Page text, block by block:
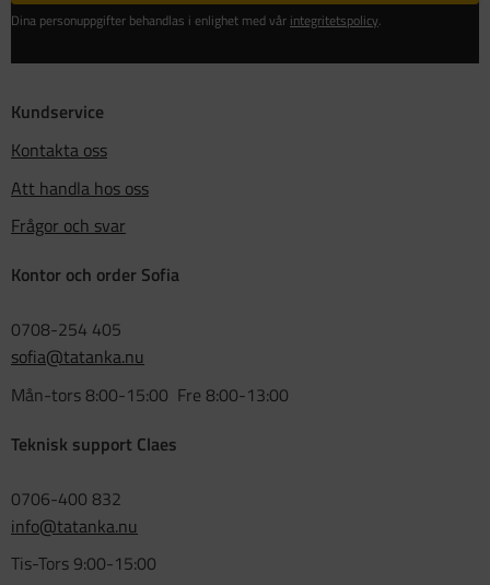
Dina personuppgifter behandlas i enlighet med vår integritetspolicy.
Kundservice
Kontakta oss
Att handla hos oss
Frågor och svar
Kontor och order Sofia
0708-254 405
sofia@tatanka.nu
Mån-tors 8:00-15:00 Fre 8:00-13:00
Teknisk support Claes
0706-400 832
info@tatanka.nu
Tis-Tors 9:00-15:00